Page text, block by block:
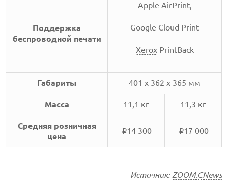
Поддержка
беспроводной печати
Apple AirPrint,
Google Cloud Print
XeroxPrintBack
Габариты 401 x 362 x 365 мм
Масса 11,1 кг 11,3 кг
Средняя розничная
цена
i14 300 i17 000
Источник: ZOOM.CNews